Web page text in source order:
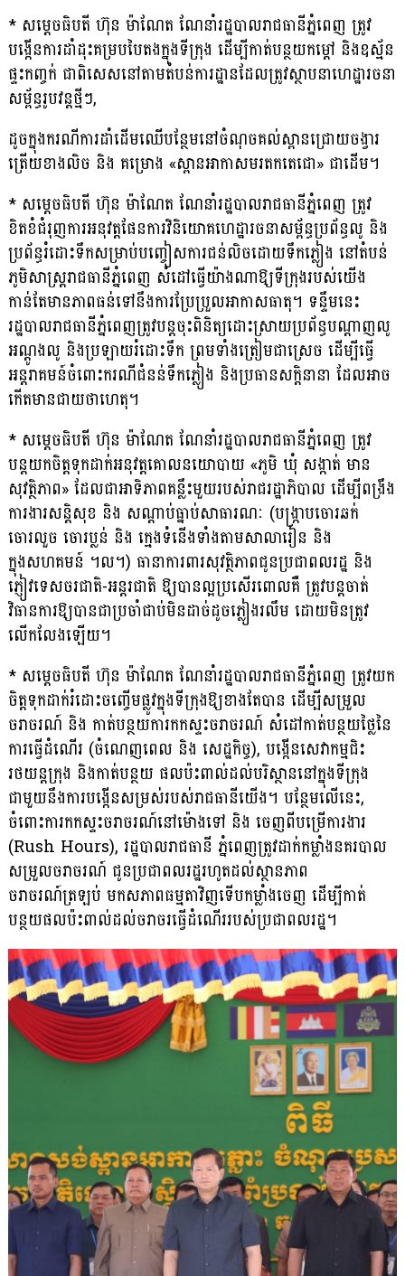
* សម្តេចធិបតី ហ៊ុន ម៉ាណែត ណែនាំរដ្ឋបាលរាជធានីភ្នំពេញ ត្រូវ
បង្កើនការដាំដុះគម្របបៃតងក្នុងទីក្រុង ដើម្បីកាត់បន្ថយកម្ដៅ និងឧស្ម័ន
ផ្ទះកញ្ចក់ ជាពិសេសនៅតាមតំបន់ការដ្ឋានដែលត្រូវស្ថាបនាហេដ្ឋារចនា
សម្ព័ន្ធរូបវន្តថ្មីៗ,
ដូចក្នុងករណីការដាំដើមឈើបន្ថែមនៅចំណុចគល់ស្ពានជ្រោយចង្វារ
ត្រើយខាងលិច និង គម្រោង «ស្ពានអាកាសមរតកតេជោ» ជាដើម។
* សម្តេចធិបតី ហ៊ុន ម៉ាណែត ណែនាំរដ្ឋបាលរាជធានីភ្នំពេញ ត្រូវ
ខិតខំជំរុញការអនុវត្ត​ផែនការ​វិនិយោគហេដ្ឋារចនាសម្ព័ន្ធប្រព័ន្ធលូ និង
ប្រព័ន្ធរំដោះទឹកសម្រាប់បញ្ចៀសការជន់លិចដោយទឹកភ្លៀង នៅតំបន់
ភូមិសាស្ដ្ររាជធានីភ្នំពេញ សំដៅធ្វើយ៉ាងណាឱ្យទីក្រុងរបស់យើង
កាន់តែមានភាពធន់ទៅនឹងការប្រែប្រួលអាកាសធាតុ។ ទន្ទឹមនេះ
រដ្ឋបាលរាជធានីភ្នំពេញត្រូវបន្តចុះពិនិត្យដោះស្រាយប្រព័ន្ធបណ្តាញលូ
អណ្ដូងលូ និងប្រឡាយរំដោះទឹក ព្រមទាំងត្រៀមជាស្រេច ដើម្បីធ្វើ
អន្តរាគមន៍ចំពោះករណីជំនន់ទឹកភ្លៀង និងប្រធានសក្ដិនានា ដែលអាច
កើតមានជាយថាហេតុ។
* សម្តេចធិបតី ហ៊ុន ម៉ាណែត ណែនាំរដ្ឋបាលរាជធានីភ្នំពេញ ត្រូវ
បន្តយកចិត្តទុកដាក់អនុវត្តគោលនយោបាយ «ភូមិ ឃុំ សង្កាត់ មាន
សុវត្ថិភាព» ដែលជាអាទិភាពគន្លឹះមួយរបស់រាជរដ្ឋាភិបាល ដើម្បីពង្រឹង
ការងារសន្តិសុខ និង សណ្ដាប់ធ្នាប់សាធារណៈ (បង្ក្រាបចោរឆក់
ចោរលួច ចោរប្លន់ និង ក្មេងទំនើងទាំង​តាមសាលារៀន និង
ក្នុងសហគមន៍ ។ល។) ធានាការពារសុវត្ថិភាពជូន​ប្រជាពលរដ្ឋ និង
ភ្ញៀវទេសចរជាតិ-អន្តរជាតិ ឱ្យបានល្អប្រសើរពោលគឺ ត្រូវបន្តចាត់
វិធានការឱ្យបានជាប្រចាំជាប់មិនដាច់ដូចភ្លៀងរលឹម ដោយមិនត្រូវ
លើកលែងឡើយ។
* សម្តេចធិបតី ហ៊ុន ម៉ាណែត ណែនាំរដ្ឋបាលរាជធានីភ្នំពេញ ត្រូវយក
ចិត្តទុកដាក់រំដោះចញ្ចើម​ផ្លូវក្នុងទីក្រុងឱ្យខាងតែបាន ដើម្បីសម្រួល
ចរាចរណ៍ និង កាត់បន្ថយការកកស្ទះចរាចរណ៍ សំដៅកាត់បន្ថយថ្លៃនៃ
ការធ្វើដំណើរ (ចំណេញពេល និង សេដ្ឋកិច្ច), បង្កើនសេវាកម្មជិះ
រថយន្តក្រុង និងកាត់បន្ថយ ផលប៉ះពាល់ដល់បរិស្ថាននៅក្នុងទីក្រុង
ជាមួយនឹងការបង្កើនសម្រស់របស់រាជធានីយើង។ បន្ថែមលើនេះ,
ចំពោះការកកស្ទះចរាចរណ៍នៅម៉ោងទៅ និង ចេញពីបម្រើការងារ
(Rush Hours), រដ្ឋបាលរាជធានី ភ្នំពេញត្រូវដាក់កម្លាំងនគរបាល
សម្រួលចរាចរណ៍ ជូនប្រជាពលរដ្ឋរហូតដល់ស្ថានភាព
ចរាចរណ៍ត្រឡប់ មកសភាពធម្មតាវិញទើបកម្លាំងចេញ ដើម្បីកាត់
បន្ថយផលប៉ះពាល់ដល់ចរាចរធ្វើដំណើររបស់ប្រជាពលរដ្ឋ។